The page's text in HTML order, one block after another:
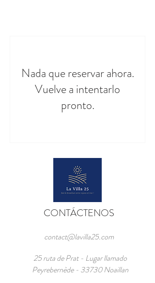
Nada que reservar ahora.
Vuelve a intentarlo
pronto.
CONTÁCTENOS
contact@lavilla25.com
25 ruta de Prat - Lugar llamado
Peyrebernède - 33730 Noaillan